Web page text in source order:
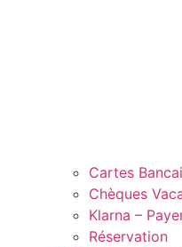
Cartes
Chèques
Klarna –
Réservation